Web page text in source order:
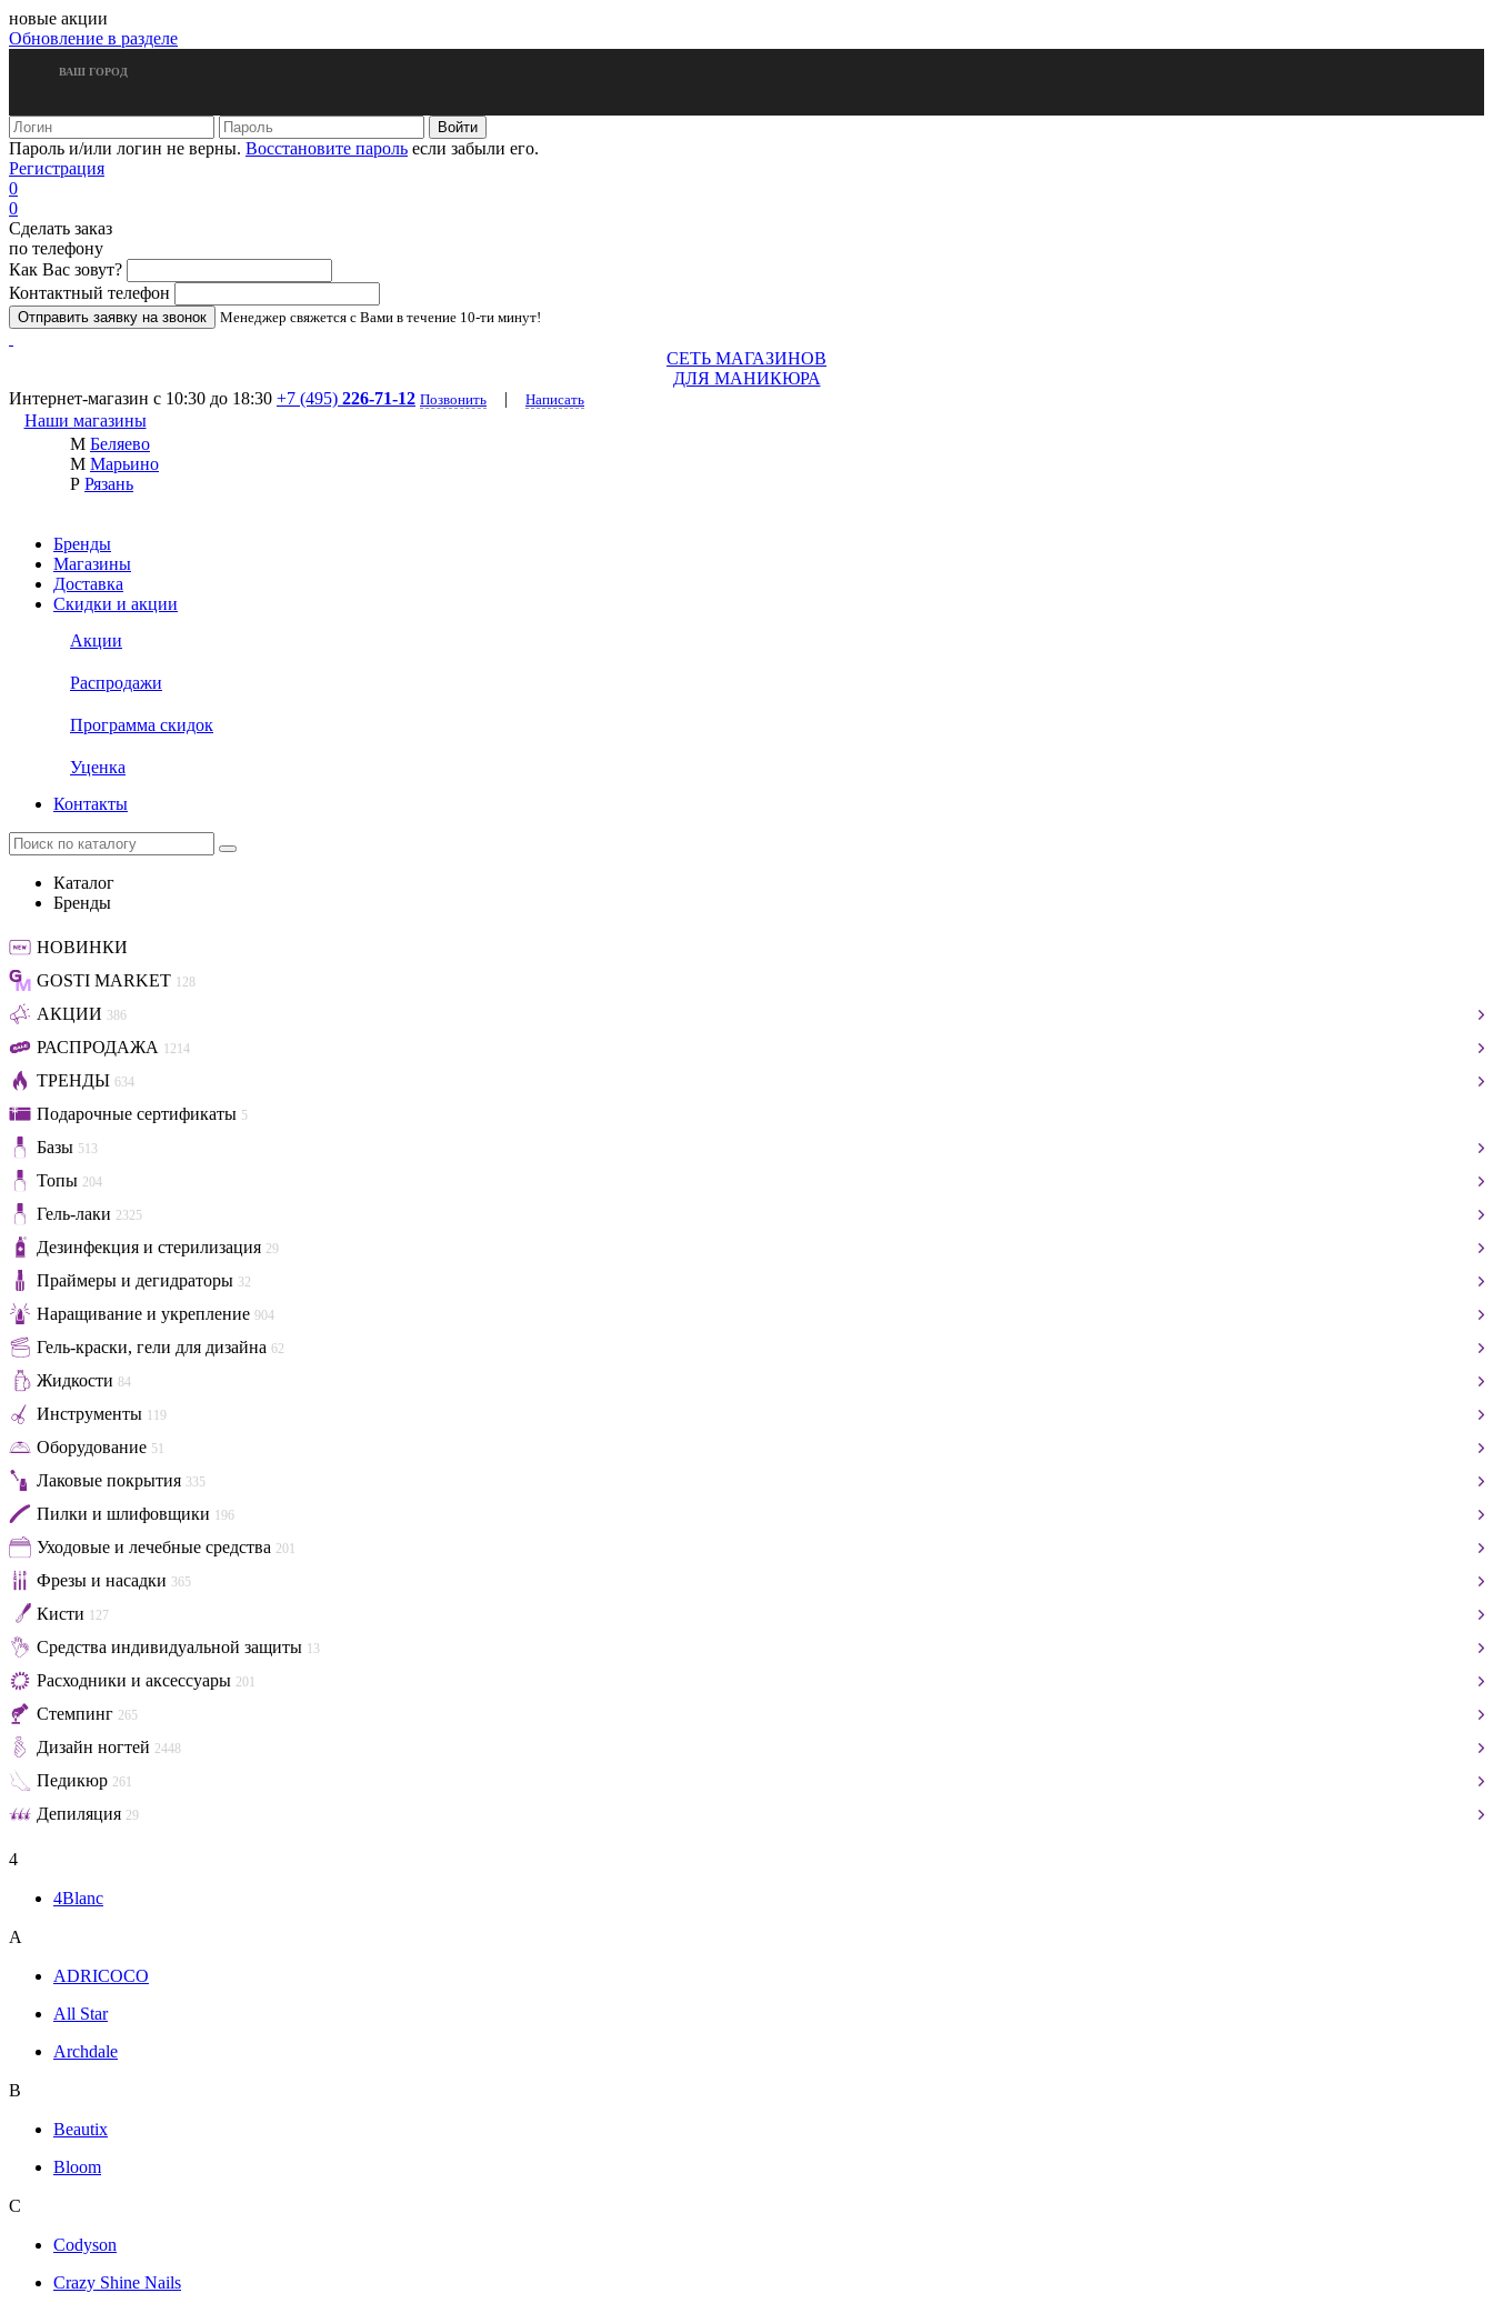
новые акции
Обновление в разделе
ВАШ ГОРОД
Пароль и/или логин не верны. Восстановите пароль если забыли его.
Регистрация
0
0
Сделать заказ
по телефону
Как Вас зовут?
Контактный телефон
Менеджер свяжется с Вами в течение 10-ти минут!
СЕТЬ МАГАЗИНОВ
ДЛЯ МАНИКЮРА
Интернет-магазин с 10:30 до 18:30 +7 (495) 226-71-12 Позвонить | Написать
Наши магазины
М Беляево
М Марьино
Р Рязань
Бренды
Магазины
Доставка
Скидки и акции
Акции
Распродажи
Программа скидок
Уценка
Контакты
Каталог
Бренды
НОВИНКИ
GOSTI MARKET 128
АКЦИИ 386
РАСПРОДАЖА 1214
ТРЕНДЫ 634
Подарочные сертификаты 5
Базы 513
Топы 204
Гель-лаки 2325
Дезинфекция и стерилизация 29
Праймеры и дегидраторы 32
Наращивание и укрепление 904
Гель-краски, гели для дизайна 62
Жидкости 84
Инструменты 119
Оборудование 51
Лаковые покрытия 335
Пилки и шлифовщики 196
Уходовые и лечебные средства 201
Фрезы и насадки 365
Кисти 127
Средства индивидуальной защиты 13
Расходники и аксессуары 201
Стемпинг 265
Дизайн ногтей 2448
Педикюр 261
Депиляция 29
4
4Blanc
A
ADRICOCO
All Star
Archdale
B
Beautix
Bloom
C
Codyson
Crazy Shine Nails